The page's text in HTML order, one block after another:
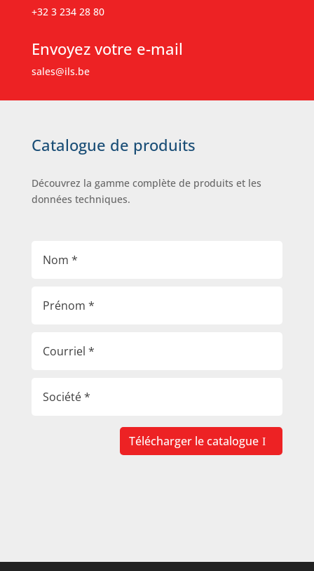
+32 3 234 28 80
Envoyez votre e-mail
sales@ils.be
Catalogue de produits
Découvrez la gamme complète de produits et les
données techniques.
Télécharger le catalogue